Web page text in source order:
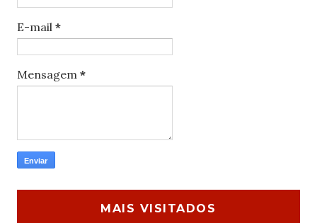
E-mail *
Mensagem *
MAIS VISITADOS